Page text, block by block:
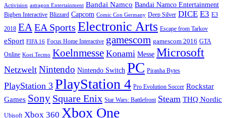
Activision astragon Entertainment Bandai Namco Bandai Namco Entertainment
Bigben Interactive Blizzard Capcom Comic Con Germany Deep Silver DICE E3 E3
2018 EAEA Sports Electronic Arts Escape from Tarkov
eSport FIFA 16 Focus Home Interactive gamescom gamescom 2016 GTA
Online Koei Tecmo Koelnmesse Konami Messe Microsoft
Netzwelt Nintendo Nintendo Switch PC Piranha Bytes
PlayStation 3 PlayStation 4 Pro Evolution Soccer Rockstar
Games Sony Square Enix Star Wars: Battlefront Steam THQ Nordic
Ubisoft Xbox 360 Xbox One